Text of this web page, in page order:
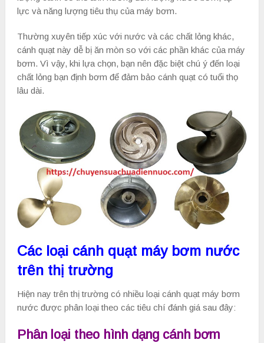
lực và năng lượng tiêu thụ của máy bơm.
Thường xuyên tiếp xúc với nước và các chất lỏng khác,
cánh quạt này dễ bị ăn mòn so với các phần khác của máy
bơm. Vì vậy, khi lựa chọn, bạn nên đặc biệt chú ý đến loại
chất lỏng bạn định bơm để đảm bảo cánh quạt có tuổi thọ
lâu dài.
Các loại cánh quạt máy bơm nước
trên thị trường
Hiện nay trên thị trường có nhiều loại cánh quạt máy bơm
nước được phân loại theo các tiêu chí đánh giá sau đây:
Phân loại theo hình dạng cánh bơm